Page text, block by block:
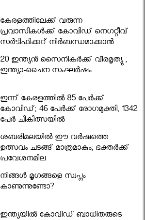
കേരളത്തിലേക്ക് വരുന്ന
പ്രവാസികള്‍ക്ക് കോവിഡ് നെഗറ്റീവ്
സര്‍ട്ടിഫിക്കറ്റ് നിർബന്ധമാക്കാൻ
മന്ത്രിസഭ
20 ഇന്ത്യൻ സൈനികർക്ക് വീരമൃത്യു ;
ഇന്ത്യാ-ചൈന സംഘർഷം
ഇന്ന് കേരളത്തിൽ 85 പേർക്ക്
കോവിഡ്; 46 പേർക്ക് രോഗമുക്തി, 1342
പേർ ചികിത്സയിൽ
ശബരിമലയില്‍ ഈ വർഷത്തെ
ഉത്സവം ചടങ്ങ് മാത്രമാകും; ഭക്തർക്ക്
പ്രവേശനമില്ല
നിങ്ങള്‍ മൃഗങ്ങളെ സ്വപ്നം
കാണുന്നുണ്ടോ?
ഇന്ത്യയിൽ കോവിഡ് ബാധിതരുടെ